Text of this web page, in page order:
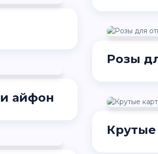
айфон
Розы
Крутые